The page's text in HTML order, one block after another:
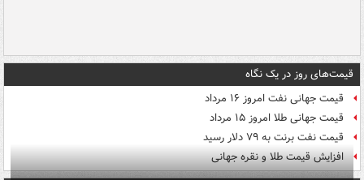
قیمت‌های روز در یک نگاه
قیمت جهانی نفت امروز ۱۶ مرداد
قیمت جهانی طلا امروز ۱۵ مرداد
قیمت نفت برنت به ۷۹ دلار رسید
افزایش قیمت طلا و نقره جهانی